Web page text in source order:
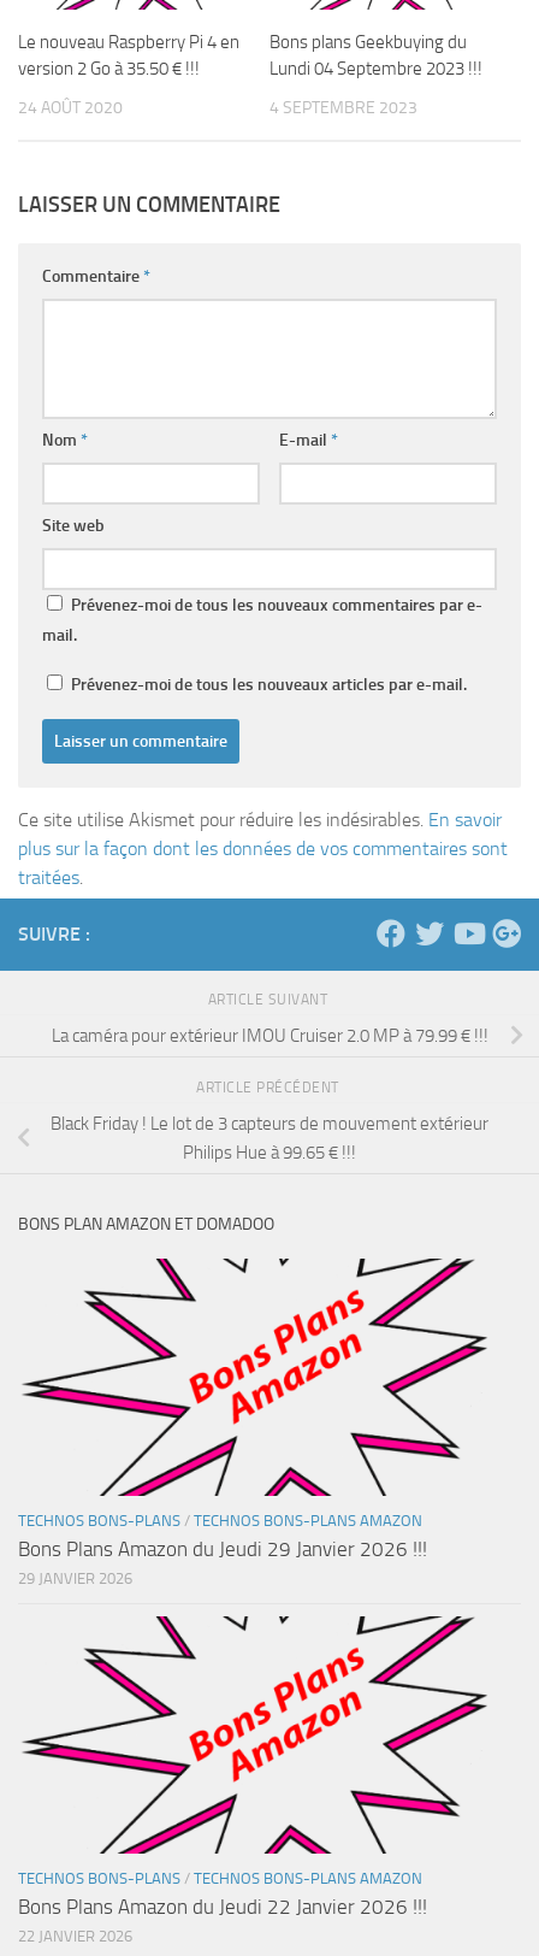
Le nouveau Raspberry Pi 4 en
version 2 Go à 35.50 € !!!
24 AOÛT 2020
Bons plans Geekbuying du
Lundi 04 Septembre 2023 !!!
4 SEPTEMBRE 2023
LAISSER UN COMMENTAIRE
Commentaire*
Nom * E-mail *
Site web
Prévenez-moi de tous les nouveaux commentaires par e-
mail.
Prévenez-moi de tous les nouveaux articles par e-mail.
Ce site utilise Akismet pour réduire les indésirables. En savoir
plus sur la façon dont les données de vos commentaires sont
traitées.
SUIVRE :
ARTICLE SUIVANT
La caméra pour extérieur IMOU Cruiser 2.0 MP à 79.99 € !!!
ARTICLE PRÉCÉDENT
Black Friday ! Le lot de 3 capteurs de mouvement extérieur
Philips Hue à 99.65 € !!!
BONS PLAN AMAZON ET DOMADOO
TECHNOS BONS-PLANS / TECHNOS BONS-PLANS AMAZON
Bons Plans Amazon du Jeudi 29 Janvier 2026 !!!
29 JANVIER 2026
TECHNOS BONS-PLANS / TECHNOS BONS-PLANS AMAZON
Bons Plans Amazon du Jeudi 22 Janvier 2026 !!!
22 JANVIER 2026